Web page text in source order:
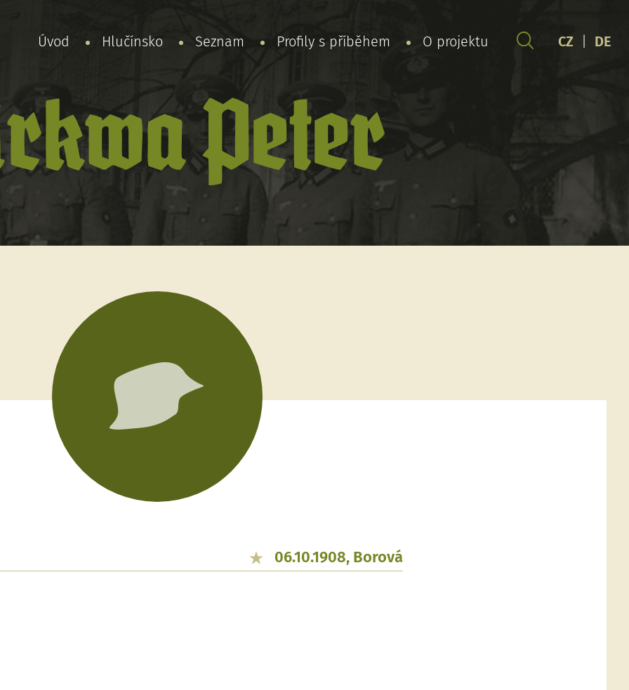
Úvod Hlučínsko Seznam Profily s příběhem O projektu CZ DE
Peter
06.10.1908, Borová